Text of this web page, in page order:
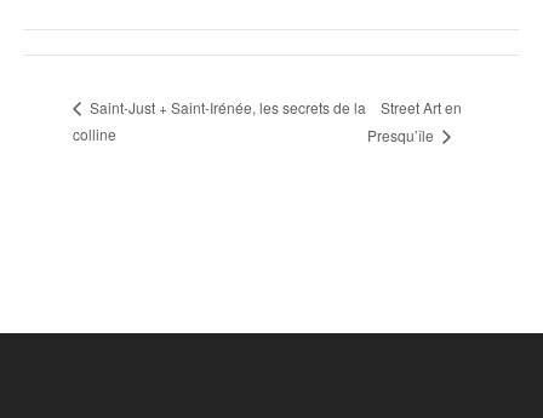
Saint-Just + Saint-Irénée, les secrets de la
colline
Street Art en
Presqu’île